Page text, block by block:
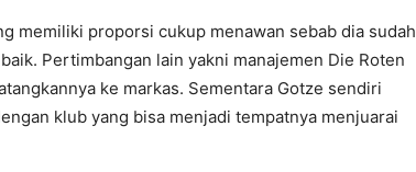
memiliki proporsi cukup menawan sebab dia sudah
Pertimbangan lain yakni manajemen Die Roten
ke markas. Sementara Gotze sendiri
klub yang bisa menjadi tempatnya menjuarai